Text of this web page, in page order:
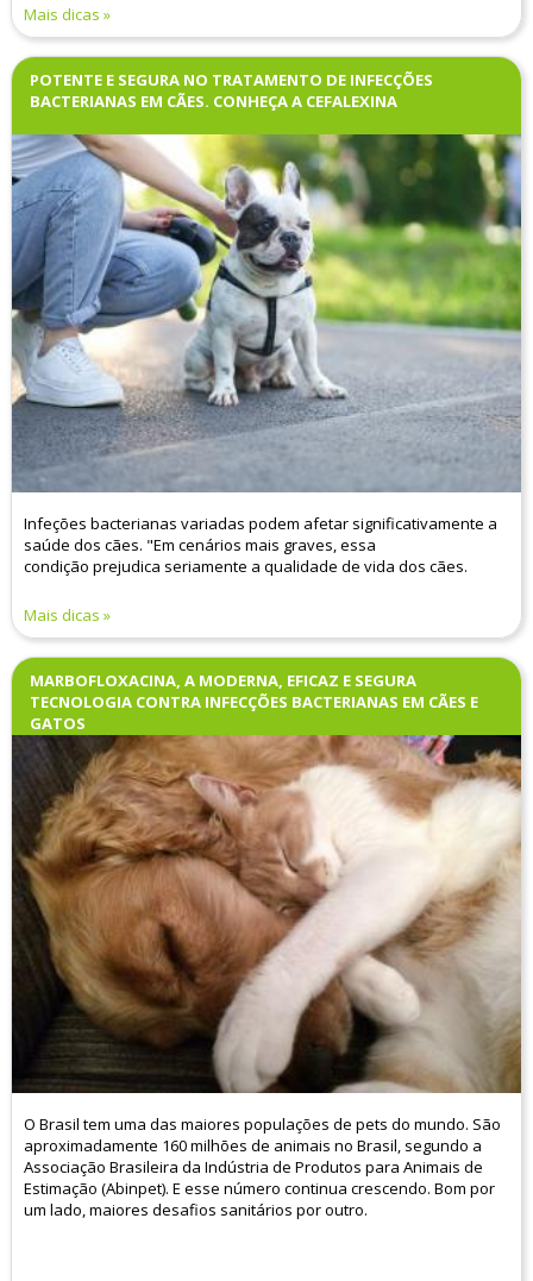
Mais dicas
POTENTE E SEGURA NO TRATAMENTO DE INFECÇÕES
BACTERIANAS EM CÃES. CONHEÇA A CEFALEXINA
Infeções bacterianas variadas podem afetar significativamente a
saúde dos cães. "Em cenários mais graves, essa
condição prejudica seriamente a qualidade de vida dos cães.
Mais dicas
MARBOFLOXACINA, A MODERNA, EFICAZ E SEGURA
TECNOLOGIA CONTRA INFECÇÕES BACTERIANAS EM CÃES E
GATOS
O Brasil tem uma das maiores populações de pets do mundo. São
aproximadamente 160 milhões de animais no Brasil, segundo a
Associação Brasileira da Indústria de Produtos para Animais de
Estimação (Abinpet). E esse número continua crescendo. Bom por
um lado, maiores desafios sanitários por outro.